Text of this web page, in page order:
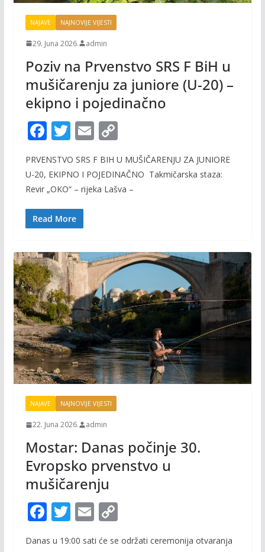
NAJAVE NAJNOVIJE VIJESTI
29. Juna 2026. admin
Poziv na Prvenstvo SRS F BiH u
mušičarenju za juniore (U-20) –
ekipno i pojedinačno
F
ac
e
b
o
o
T
w
itt
er
E
m
ai
l
C
p
y
PRVENSTVO SRS F BIH U MUŠIČARENJU ZA JUNIORE
U-20, EKIPNO I POJEDINAČNO Takmičarska staza:
Revir „OKO“ – rijeka Lašva –
Read More
NAJAVE NAJNOVIJE VIJESTI
22. Juna 2026. admin
Mostar: Danas počinje 30.
Evropsko prvenstvo u
mušičarenju
F T E
m
C
Danas u 19:00 sati će se održati ceremonija otvaranja